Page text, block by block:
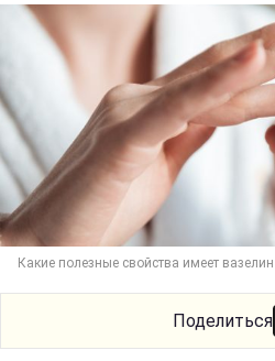
Какие полезные свойства имеет
Поделиться